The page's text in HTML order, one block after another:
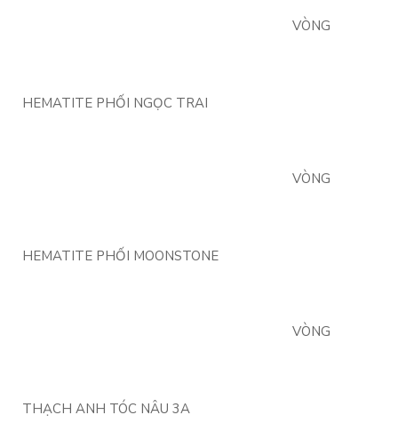
VÒNG
HEMATITE PHỐI NGỌC TRAI
VÒNG
HEMATITE PHỐI MOONSTONE
VÒNG
THẠCH ANH TÓC NÂU 3A